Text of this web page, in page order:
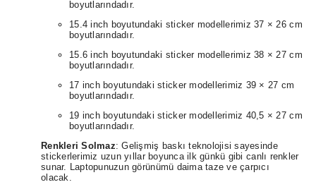
boyutlarındadır.
15.4 inch boyutundaki sticker modellerimiz 37 × 26 cm
boyutlarındadır.
15.6 inch boyutundaki sticker modellerimiz 38 × 27 cm
boyutlarındadır.
17 inch boyutundaki sticker modellerimiz 39 × 27 cm
boyutlarındadır.
19 inch boyutundaki sticker modellerimiz 40,5 × 27 cm
boyutlarındadır.
Renkleri Solmaz: Gelişmiş baskı teknolojisi sayesinde
stickerlerimiz uzun yıllar boyunca ilk günkü gibi canlı renkler
sunar. Laptopunuzun görünümü daima taze ve çarpıcı
olacak.